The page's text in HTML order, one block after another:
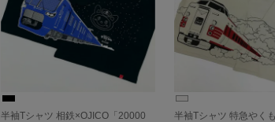
半袖Tシャツ 相鉄×OJICO「20000
半袖Tシャツ 特急やく